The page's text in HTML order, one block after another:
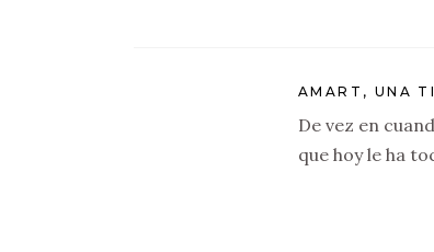
AMART, UNA
De vez en
que hoy le ha